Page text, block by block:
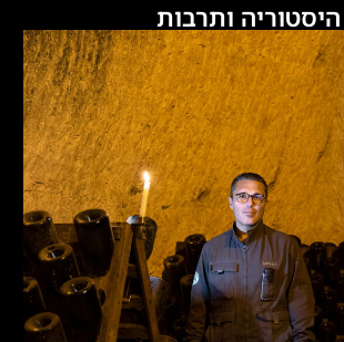
היסטוריה ותרבות